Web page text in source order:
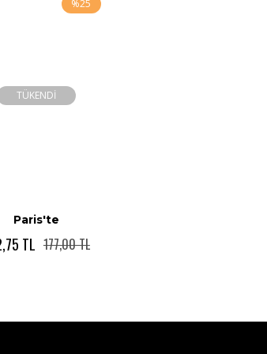
%25
TÜKENDİ
Paris'te
TL 177,00 TL